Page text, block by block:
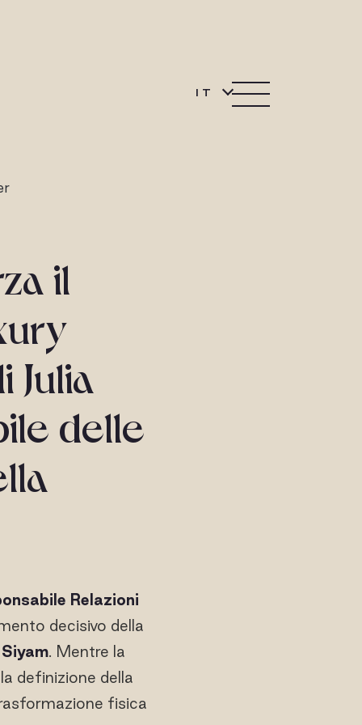
IT
il
Julia
delle
Relazioni
decisivo della
. Mentre la
definizione della
fisica